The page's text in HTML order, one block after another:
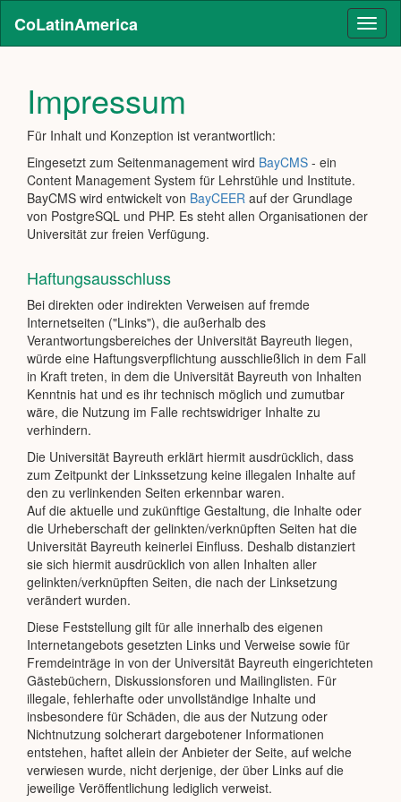
CoLatinAmerica
Impressum
Für Inhalt und Konzeption ist verantwortlich:
Eingesetzt zum Seitenmanagement wird BayCMS - ein
Content Management System für Lehrstühle und Institute.
BayCMS wird entwickelt von BayCEER auf der Grundlage
von PostgreSQL und PHP. Es steht allen Organisationen der
Universität zur freien Verfügung.
Haftungsausschluss
Bei direkten oder indirekten Verweisen auf fremde
Internetseiten ("Links"), die außerhalb des
Verantwortungsbereiches der Universität Bayreuth liegen,
würde eine Haftungsverpflichtung ausschließlich in dem Fall
in Kraft treten, in dem die Universität Bayreuth von Inhalten
Kenntnis hat und es ihr technisch möglich und zumutbar
wäre, die Nutzung im Falle rechtswidriger Inhalte zu
verhindern.
Die Universität Bayreuth erklärt hiermit ausdrücklich, dass
zum Zeitpunkt der Linkssetzung keine illegalen Inhalte auf
den zu verlinkenden Seiten erkennbar waren.
Auf die aktuelle und zukünftige Gestaltung, die Inhalte oder
die Urheberschaft der gelinkten/verknüpften Seiten hat die
Universität Bayreuth keinerlei Einfluss. Deshalb distanziert
sie sich hiermit ausdrücklich von allen Inhalten aller
gelinkten/verknüpften Seiten, die nach der Linksetzung
verändert wurden.
Diese Feststellung gilt für alle innerhalb des eigenen
Internetangebots gesetzten Links und Verweise sowie für
Fremdeinträge in von der Universität Bayreuth eingerichteten
Gästebüchern, Diskussionsforen und Mailinglisten. Für
illegale, fehlerhafte oder unvollständige Inhalte und
insbesondere für Schäden, die aus der Nutzung oder
Nichtnutzung solcherart dargebotener Informationen
entstehen, haftet allein der Anbieter der Seite, auf welche
verwiesen wurde, nicht derjenige, der über Links auf die
jeweilige Veröffentlichung lediglich verweist.